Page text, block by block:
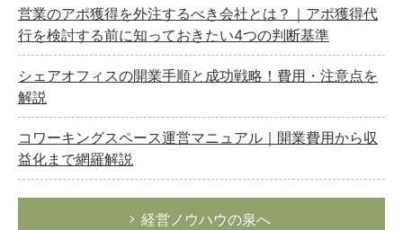
営業のアポ獲得を外注するべき会社とは？｜アポ獲得代
行を検討する前に知っておきたい4つの判断基準
シェアオフィスの開業手順と成功戦略！費用・注意点を
解説
コワーキングスペース運営マニュアル｜開業費用から収
益化まで網羅解説
経営ノウハウの泉へ